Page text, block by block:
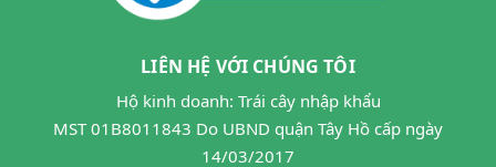
LIÊN HỆ VỚI CHÚNG TÔI
Hộ kinh doanh: Trái cây nhập khẩu
MST 01B8011843 Do UBND quận Tây Hồ cấp ngày
14/03/2017